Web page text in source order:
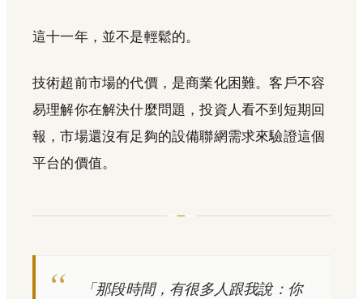
這十一年，並不是輕鬆的。
技術超前市場的代價，是商業化困難。客戶不容
易理解你在解決什麼問題，投資人看不到短期回
報，市場還沒有足夠的設備聯網需求來驗證這個
平台的價值。
「那段時間，有很多人跟我說：你